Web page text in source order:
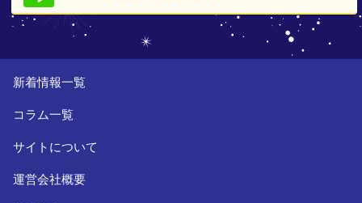
新着情報一覧
コラム一覧
サイトについて
運営会社概要